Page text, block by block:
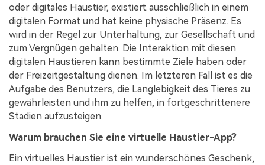
oder digitales Haustier, existiert ausschließlich in einem
digitalen Format und hat keine physische Präsenz. Es
wird in der Regel zur Unterhaltung, zur Gesellschaft und
zum Vergnügen gehalten. Die Interaktion mit diesen
digitalen Haustieren kann bestimmte Ziele haben oder
der Freizeitgestaltung dienen. Im letzteren Fall ist es die
Aufgabe des Benutzers, die Langlebigkeit des Tieres zu
gewährleisten und ihm zu helfen, in fortgeschrittenere
Stadien aufzusteigen.
Warum brauchen Sie eine virtuelle Haustier-App?
Ein virtuelles Haustier ist ein wunderschönes Geschenk,